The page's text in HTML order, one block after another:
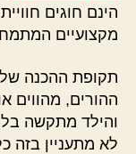
הינם חוגים
מקצועיים
תקופת ההכנה
ההורים, מהווים
והילד מתקשה
לא מתעניין בזה